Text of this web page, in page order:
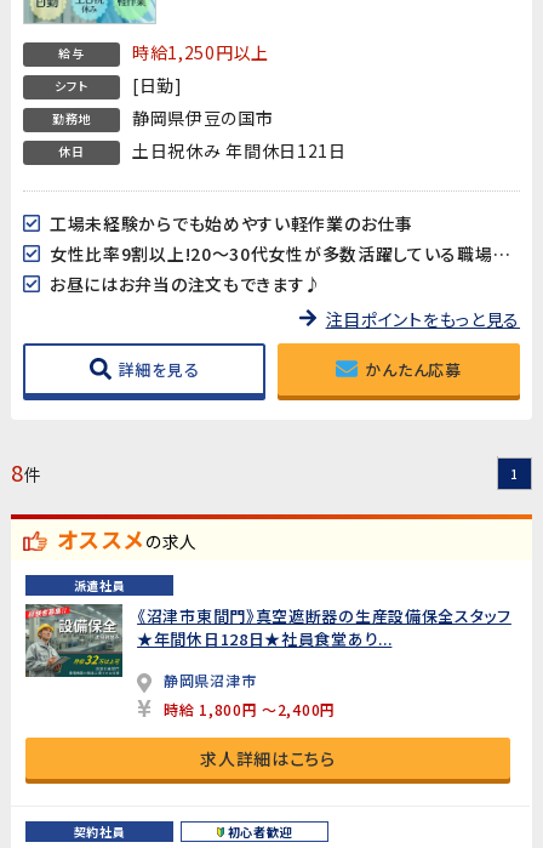
給与 時給1,250円以上
シフト [日勤]
勤務地 静岡県伊豆の国市
休日 土日祝休み 年間休日121日
工場未経験からでも始めやすい軽作業のお仕事
女性比率9割以上!20～30代女性が多数活躍している職場です♪
お昼にはお弁当の注文もできます♪
注目ポイントをもっと見る
詳細を見る かんたん応募
8件 1
オススメの求人
派遣社員
《沼津市東間門》真空遮断器の生産設備保全スタッフ
★年間休日128日★社員食堂あり...
静岡県沼津市
時給 1,800円 ～2,400円
求人詳細はこちら
契約社員 初心者歓迎